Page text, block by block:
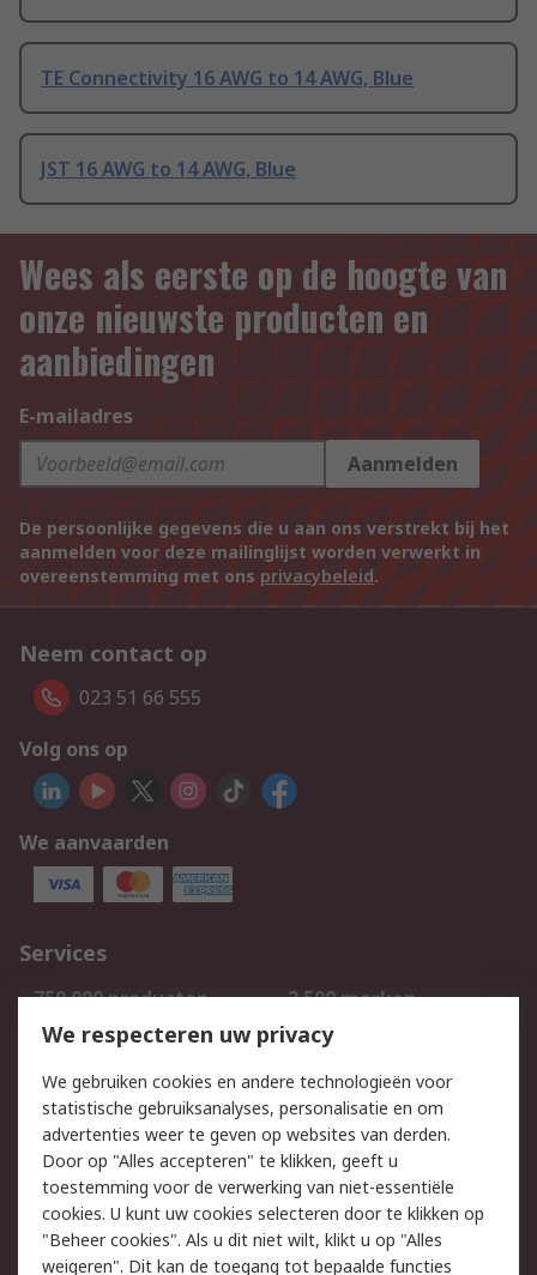
TE Connectivity 16 AWG to 14 AWG, Blue
JST 16 AWG to 14 AWG, Blue
Wees als eerste op de hoogte van
onze nieuwste producten en
aanbiedingen
E-mailadres
Aanmelden
De persoonlijke gegevens die u aan ons verstrekt bij het
aanmelden voor deze mailinglijst worden verwerkt in
overeenstemming met ons privacybeleid.
Neem contact op
023 51 66 555
Volg ons op
We aanvaarden
Services
750.000 producten
2.500 merken
Bestellen
Inkoopoplossingen
Track & Trace
Wettelijk
Cookiebeleid
Email veiligheid
Privacybeleid
Websitevoorwaarden
We respecteren uw privacy
We gebruiken cookies en andere technologieën voor
statistische gebruiksanalyses, personalisatie en om
advertenties weer te geven op websites van derden.
Door op "Alles accepteren" te klikken, geeft u
toestemming voor de verwerking van niet-essentiële
cookies. U kunt uw cookies selecteren door te klikken op
"Beheer cookies". Als u dit niet wilt, klikt u op "Alles
weigeren". Dit kan de toegang tot bepaalde functies